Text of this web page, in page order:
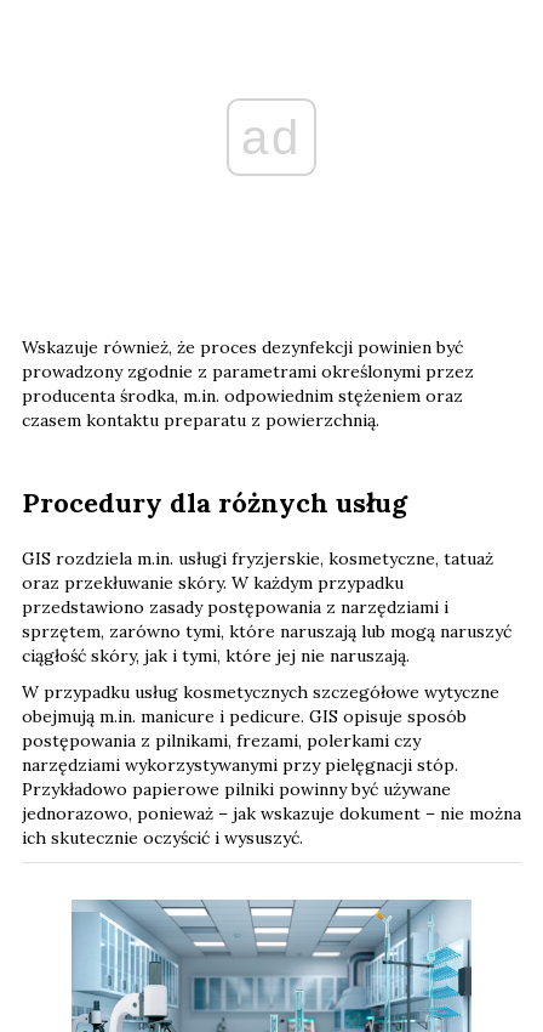
ad
Wskazuje również, że proces dezynfekcji powinien być
prowadzony zgodnie z parametrami określonymi przez
producenta środka, m.in. odpowiednim stężeniem oraz
czasem kontaktu preparatu z powierzchnią.
Procedury dla różnych usług
GIS rozdziela m.in. usługi fryzjerskie, kosmetyczne, tatuaż
oraz przekłuwanie skóry. W każdym przypadku
przedstawiono zasady postępowania z narzędziami i
sprzętem, zarówno tymi, które naruszają lub mogą naruszyć
ciągłość skóry, jak i tymi, które jej nie naruszają.
W przypadku usług kosmetycznych szczegółowe wytyczne
obejmują m.in. manicure i pedicure. GIS opisuje sposób
postępowania z pilnikami, frezami, polerkami czy
narzędziami wykorzystywanymi przy pielęgnacji stóp.
Przykładowo papierowe pilniki powinny być używane
jednorazowo, ponieważ – jak wskazuje dokument – nie można
ich skutecznie oczyścić i wysuszyć.